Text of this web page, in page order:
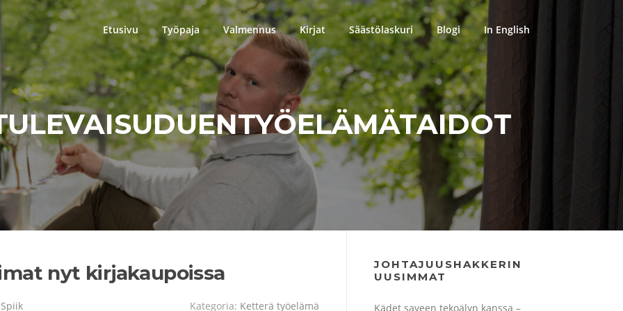
Etusivu Työpaja Valmennus Kirjat Säästölaskuri Blogi In English
nyt kirjakaupoissa
Kategoria: Ketterä työelämä
JOHTAJUUSHAKKERIN
UUSIMMAT
Kädet saveen tekoälyn kanssa –